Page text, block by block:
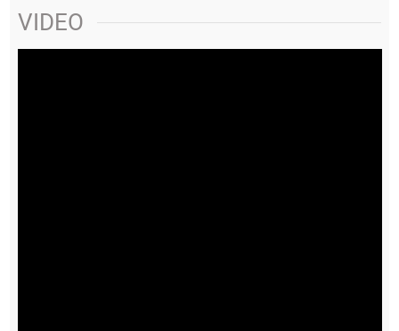
VIDEO